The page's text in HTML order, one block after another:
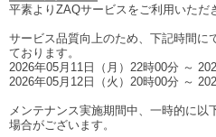
平素よりZAQサービスをご利用いただ
サービス品質向上のため、下記時間に
ております。
2026年05月11日（月）22時00分 ～
2026年05月12日（火）20時00分 ～
メンテナンス実施期間中、一時的に以
場合がございます。